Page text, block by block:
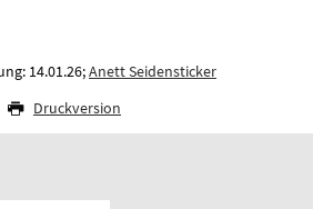
14.01.26;Anett Seidensticker
Druckversion